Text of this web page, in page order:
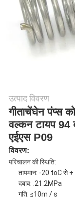
साइटमैप
उत्पाद विवरण
गीताचेंघेन पंप्स
वल्कन टायप 94
एईएस P09
विवरण:
परिचालन की स्थिति:
तापमान: -20 toC से
दबाव: .21.2MPa
गति: ≤10m / s